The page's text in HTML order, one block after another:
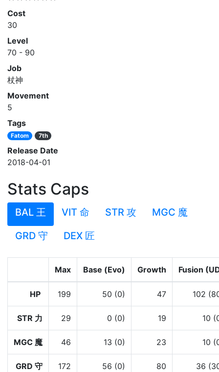
Cost
30
Level
70 - 90
Job
杖神
Movement
5
Tags
Fatom 7th
Release Date
2018-04-01
Stats Caps
BAL 王 VIT 命 STR 攻
MGC 魔
GRD 守
DEX 匠
Max Base (Evo) Growth Fusion
HP 199 50 (0) 47 102
STR 力 29 0 (0) 19 10
MGC 魔 46 13 (0) 23 10
GRD 守 172 56 (0) 80 36